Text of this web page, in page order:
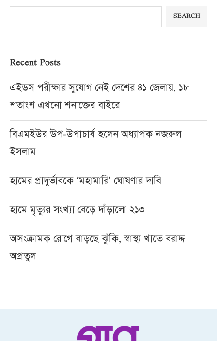
SEARCH
Recent Posts
এইডস পরীক্ষার সুযোগ নেই দেশের ৪১ জেলায়, ১৮
শতাংশ এখনো শনাক্তের বাইরে
বিএমইউর উপ-উপাচার্য হলেন অধ্যাপক নজরুল
ইসলাম
হামের প্রাদুর্ভাবকে ‘মহামারি’ ঘোষণার দাবি
হামে মৃত্যুর সংখ্যা বেড়ে দাঁড়ালো ২১৩
অসংক্রামক রোগে বাড়ছে ঝুঁকি, স্বাস্থ্য খাতে বরাদ্দ
অপ্রতুল